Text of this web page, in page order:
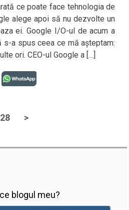
ce poate face tehnologia de
alege apoi să nu dezvolte un
ei. Google I/O-ul de acum a
a spus ceea ce mă așteptam:
ori. CEO-ul Google a […]
28 >
blogul meu?